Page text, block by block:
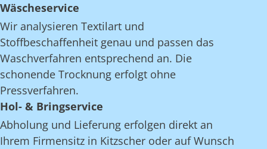
Wäscheservice
Wir analysieren Textilart und
Stoffbeschaffenheit genau und passen das
Waschverfahren entsprechend an. Die
schonende Trocknung erfolgt ohne
Pressverfahren.
Hol- & Bringservice
Abholung und Lieferung erfolgen direkt an
Ihrem Firmensitz in Kitzscher oder auf Wunsch